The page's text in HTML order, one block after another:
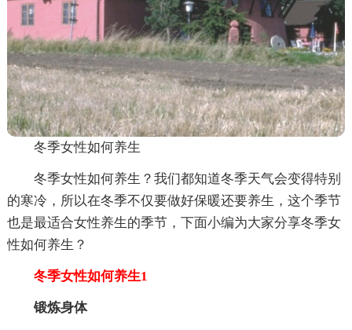
冬季女性如何养生
冬季女性如何养生？我们都知道冬季天气会变得特别
的寒冷，所以在冬季不仅要做好保暖还要养生，这个季节
也是最适合女性养生的季节，下面小编为大家分享冬季女
性如何养生？
冬季女性如何养生1
锻炼身体